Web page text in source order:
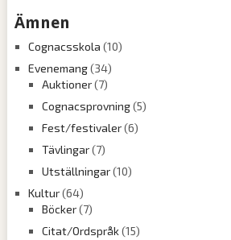
Ämnen
Cognacsskola (10)
Evenemang(34)
Auktioner(7)
Cognacsprovning(5)
Fest/festivaler(6)
Tävlingar(7)
Utställningar(10)
Kultur(64)
Böcker(7)
Citat/Ordspråk(15)